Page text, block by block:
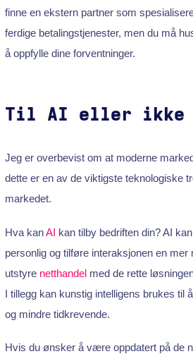
finne en ekstern partner som
ferdige betalingstjenester, men du må
å oppfylle dine forventninger.
Til AI eller
Jeg er overbevist om at moderne
dette er en av de viktigste teknologiske
markedet.
Hva kanAI kan tilby bedriften din? AI
personlig og tilføre interaksjonen en
utstyre netthandelmed de rette
I tillegg kan kunstig intelligens brukes til
og mindre tidkrevende.
Hvis du ønsker å være oppdatert på de